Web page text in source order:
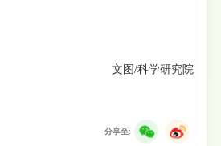
文图/科学研究院
分享至: